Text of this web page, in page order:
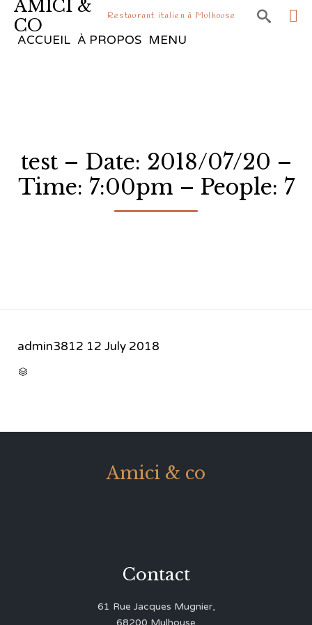
AMICI &
CO
Restaurant italien à Mulhouse 
ACCUEIL À PROPOS MENU
test – Date: 2018/07/20 –
Time: 7:00pm – People: 7
admin3812 12 July 2018

Amici & co
Contact
61 Rue Jacques Mugnier,